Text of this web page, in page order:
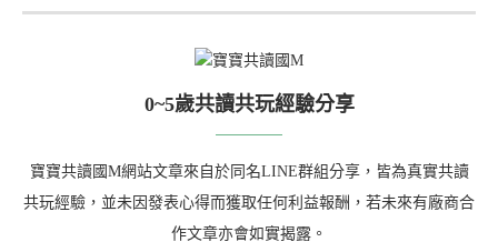
0~5歲共讀共玩經驗分享
寶寶共讀國M網站文章來自於同名LINE群組分享，皆為真實共讀
共玩經驗，並未因發表心得而獲取任何利益報酬，若未來有廠商合
作文章亦會如實揭露。